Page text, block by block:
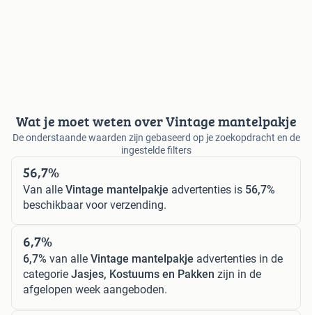
Wat je moet weten over Vintage mantelpakje
De onderstaande waarden zijn gebaseerd op je zoekopdracht en de
ingestelde filters
56,7%
Van alle Vintage mantelpakje advertenties is 56,7%
beschikbaar voor verzending.
6,7%
6,7% van alle Vintage mantelpakje advertenties in de
categorie Jasjes, Kostuums en Pakken zijn in de
afgelopen week aangeboden.